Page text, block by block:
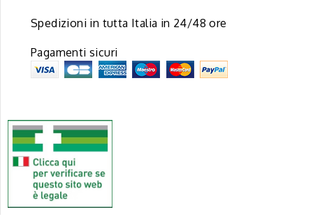
Spedizioni in tutta Italia in 24/48 ore
Pagamenti sicuri